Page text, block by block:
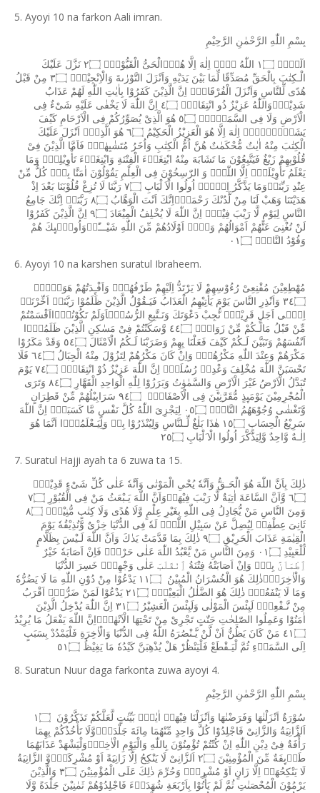
5. Ayoyi 10 na farkon Aali imran.
بِسْمِ اللّٰهِ الرَّحْمٰنِ الرَّحِيْمِ
الٓمّٓۙ ١۝ اللّٰهُ لَاۤ اِلٰهَ اِلَّا هُوَۙالْحَىُّ الْقَيُّوْمُۗ ٢۝ نَزَّلَ عَلَيْكَ
الْـكِتٰبَ بِالْحَقِّ مُصَدِّقًا لِّمَا بَيْنَ يَدَيْهِ وَاَنْزَلَ التَّوْرٰٮةَ وَالْاِنْجِيْلَۙ ٣۝ مِنْ قَبْلُ
هُدًى لِّلنَّاسِ وَاَنْزَلَ الْفُرْقَانَۗ اِنَّ الَّذِيْنَ كَفَرُوْا بِاٰيٰتِ اللّٰهِ لَهُمْ عَذَابٌ
شَدِيْدٌۗوَاللّٰهُ عَزِيْزٌ ذُو انْتِقَامٍۗ ٤۝ اِنَّ اللّٰهَ لَا يَخْفٰى عَلَيْهِ شَىْءٌ فِى
الْاَرْضِ وَلَا فِى السَّمَاۤءِۗ ٥۝ هُوَ الَّذِىْ يُصَوِّرُكُمْ فِى الْاَرْحَامِ كَيْفَ
يَشَاۤءُۗلَاۤ
اِلٰهَ اِلَّا هُوَ الْعَزِيْزُ الْحَكِيْمُ ٦۝ هُوَ الَّذِىْۤ اَنْزَلَ عَلَيْكَ
الْكِتٰبَ مِنْهُ اٰيٰتٌ مُّحْكَمٰتٌ هُنَّ اُمُّ الْكِتٰبِ وَاُخَرُ مُتَشٰبِهٰتٌۗ فَاَمَّا الَّذِيْنَ فِىْ
قُلُوْبِهِمْ زَيْغٌ فَيَتَّبِعُوْنَ مَا تَشَابَهَ مِنْهُ ابْتِغَاۤءَ الْفِتْنَةِ وَابْتِغَاۤءَ تَأْوِيْلِهٖۚ وَمَا
يَعْلَمُ تَأْوِيْلَهٗۤ اِلَّا اللّٰهُۘ وَ الرّٰسِخُوْنَ فِى الْعِلْمِ يَقُوْلُوْنَ اٰمَنَّا بِهٖۙ كُلٌّ مِّنْ
عِنْدِ رَبِّنَاۚوَمَا يَذَّكَّرُ اِلَّاۤ اُولُوا الْاَ لْبَابِ ٧۝ رَبَّنَا لَا تُزِغْ قُلُوْبَنَا بَعْدَ اِذْ
هَدَيْتَنَا وَهَبْ لَنَا مِنْ لَّدُنْكَ رَحْمَةًۚاِنَّكَ اَنْتَ الْوَهَّابُ ٨۝ رَبَّنَاۤ اِنَّكَ جَامِعُ
النَّاسِ لِيَوْمٍ لَّا رَيْبَ فِيْهِۗ اِنَّ اللّٰهَ لَا يُخْلِفُ الْمِيْعَادَ ٩۝ اِنَّ الَّذِيْنَ كَفَرُوْا
لَنْ تُغْنِىَ عَنْهُمْ اَمْوَالُهُمْ وَلَاۤ اَوْلَادُهُمْ مِّنَ اللّٰهِ شَيْـــًٔاۗوَاُولٰۤٮِٕكَ هُمْ
وَقُوْدُ النَّارِۙ ٠١۝
6. Ayoyi 10 na karshen suratul Ibraheem.
مُهْطِعِيْنَ مُقْنِعِىْ رُءُوْسِهِمْ لَا يَرْتَدُّ اِلَيْهِمْ طَرْفُهُمْۚ وَاَفْـِٕدَتُهُمْ هَوَاۤءٌۗ
٣٤۝ وَاَنْذِرِ النَّاسَ يَوْمَ يَأْتِيْهِمُ الْعَذَابُ فَيَـقُوْلُ الَّذِيْنَ ظَلَمُوْا رَبَّنَاۤ
اَخِّرْنَاۤ
اِلٰۤى
اَجَلٍ قَرِيْبٍۙ نُّجِبْ دَعْوَتَكَ وَنَـتَّبِعِ الرُّسُلَۗاَوَلَمْ تَكُوْنُوْۤااَقْسَمْتُمْ
مِّنْ قَبْلُ مَالَـكُمْ مِّنْ زَوَالٍۙ ٤٤۝ وَّسَكَنْتُمْ فِىْ مَسٰكِنِ الَّذِيْنَ ظَلَمُوْۤا
اَنْفُسَهُمْ وَتَبَيَّنَ لَـكُمْ كَيْفَ فَعَلْنَا بِهِمْ وَضَرَبْنَا لَـكُمُ الْاَمْثَالَ ٥٤۝ وَقَدْ مَكَرُوْا
مَكْرَهُمْ وَعِنْدَ اللّٰهِ مَكْرُهُمْۗ وَاِنْ كَانَ مَكْرُهُمْ لِتَزُوْلَ مِنْهُ الْجِبَالُ ٦٤۝ فَلَا
تَحْسَبَنَّ
اللّٰهَ مُخْلِفَ وَعْدِهٖ رُسُلَهٗۗ اِنَّ اللّٰهَ عَزِيْزٌ ذُوْ انْتِقَامٍۗ ٧٤۝ يَوْمَ
تُبَدَّلُ
الْاَرْضُ غَيْرَ الْاَرْضِ وَالسَّمٰوٰتُ وَبَرَزُوْا لِلّٰهِ الْوَاحِدِ الْقَهَّارِ ٨٤۝ وَتَرَى
الْمُجْرِمِيْنَ يَوْمَٮِٕذٍ مُّقَرَّنِيْنَ فِى الْاَصْفَادِۚ ٩٤۝ سَرَابِيْلُهُمْ مِّنْ قَطِرَانٍ
وَّتَغْشٰى وُجُوْهَهُمُ النَّارُۙ ٠٥۝ لِيَجْزِىَ اللّٰهُ كُلَّ نَفْسٍ مَّا كَسَبَتْۗ اِنَّ
اللّٰهَ
سَرِيْعُ
الْحِسَابِ ١٥۝ هٰذَا بَلٰغٌ لِّـلنَّاسِ وَلِيُنْذَرُوْا بِهٖ وَلِيَـعْلَمُوْۤا اَنَّمَا هُوَ
اِلٰـهٌ وَّاحِدٌ وَّلِيَذَّكَّرَ اُولُوا الْا َلْبَابِ ٢٥۝
7. Suratul Hajji ayah ta 6 zuwa ta 15.
ذٰلِكَ بِاَنَّ اللّٰهَ هُوَ الْحَـقُّ وَاَنَّهٗ يُحْىِ الْمَوْتٰى وَاَنَّهٗ عَلٰى كُلِّ شَىْءٍ قَدِيْرٌۙ
٦۝ وَّاَنَّ السَّاعَةَ اٰتِيَةٌ لَّا رَيْبَ فِيْهَاۙوَاَنَّ اللّٰهَ يَـبْعَثُ مَنْ فِى الْقُبُوْرِ ٧۝
وَمِنَ
النَّاسِ مَنْ يُّجَادِلُ فِى اللّٰهِ بِغَيْرِ عِلْمٍ وَّلَا هُدًى وَلَا كِتٰبٍ مُّنِيْرٍۙ ٨۝
ثَانِىَ عِطْفِهٖ لِيُضِلَّ عَنْ سَبِيْلِ اللّٰهِۗ لَهٗ فِى الدُّنْيَا خِزْىٌ وَّنُذِيْقُهٗ يَوْمَ
الْقِيٰمَةِ عَذَابَ الْحَرِيْقِ ٩۝ ذٰلِكَ بِمَا قَدَّمَتْ يَدٰكَ وَاَنَّ اللّٰهَ لَـيْسَ بِظَلَّامٍ
لِّلْعَبِيْدِ ٠١۝ وَمِنَ النَّاسِ مَنْ يَّعْبُدُ اللّٰهَ عَلٰى حَرْفٍۚ فَاِنْ اَصَابَهٗ خَيْرٌ
ٱِطْمَاَنَّ بِهٖۚ وَاِنْ اَصَابَتْهُ فِتْنَةُ ٱِنْقَلَبَ عَلٰى وَجْهِهٖۚ خَسِرَ
الدُّنْيَا
وَالْاٰخِرَةَۗذٰلِكَ هُوَ الْخُسْرَانُ الْمُبِيْنُ ١١۝ يَدْعُوْا مِنْ دُوْنِ اللّٰهِ مَا لَا يَضُرُّهٗ
وَمَا لَا يَنْفَعُهٗۗ ذٰلِكَ هُوَ الضَّلٰلُ الْبَعِيْدُۚ ٢١۝ يَدْعُوْا لَمَنْ ضَرُّهٗۤ
اَقْرَبُ
مِنْ نَّـفْعِهٖۗ لَبِئْسَ الْمَوْلٰى وَلَبِئْسَ الْعَشِيْرُ ٣١۝ اِنَّ اللّٰهَ يُدْخِلُ
الَّذِيْنَ
اٰمَنُوْا
وَعَمِلُوا الصّٰلِحٰتِ جَنّٰتٍ تَجْرِىْ مِنْ تَحْتِهَا الْاَنْهٰرُۗاِنَّ اللّٰهَ يَفْعَلُ مَا يُرِيْدُ
٤١۝ مَنْ كَانَ يَظُنُّ اَنْ لَّنْ يَّـنْصُرَهُ اللّٰهُ فِى الدُّنْيَا وَالْاٰخِرَةِ فَلْيَمْدُدْ بِسَبَبٍ
اِلَى
السَّمَاۤءِ ثُمَّ لْيَـقْطَعْ فَلْيَنْظُرْ هَلْ يُذْهِبَنَّ كَيْدُهٗ مَا يَغِيْظُ ٥١۝
8. Suratun Nuur daga farkonta zuwa ayoyi 4.
بِسْمِ اللّٰهِ الرَّحْمٰنِ الرَّحِيْمِ
سُوْرَةٌ اَنْزَلْنٰهَا وَفَرَضْنٰهَا وَاَنْزَلْنَا فِيْهَاۤ اٰيٰتٍۢ بَيِّنٰتٍ لَّعَلَّكُمْ تَذَكَّرُوْنَ ١۝
اَلزَّانِيَةُ وَالزَّانِىْ فَاجْلِدُوْا كُلَّ وَاحِدٍ مِّنْهُمَا مِائَةَ جَلْدَةٍۖوَّلَا تَأْخُذْكُمْ بِهِمَا
رَأْفَةٌ فِىْ دِيْنِ اللّٰهِ اِنْ كُنْتُمْ تُؤْمِنُوْنَ بِاللّٰهِ وَالْيَوْمِ الْاٰخِرِۚوَلْيَشْهَدْ عَذَابَهُمَا
طَاۤٮِٕفَةٌ مِّنَ الْمُؤْمِنِيْنَ ٢۝ اَلزَّانِىْ لَا يَنْكِحُ اِلَّا زَانِيَةً اَوْ مُشْرِكَةًۖوَّ
الزَّانِيَةُ
لَا يَنْكِحُهَاۤ اِلَّا زَانٍ اَوْ مُشْرِكٌۚ وَحُرِّمَ ذٰلِكَ عَلَى الْمُؤْمِنِيْنَ ٣۝ وَالَّذِيْنَ
يَرْمُوْنَ
الْمُحْصَنٰتِ ثُمَّ لَمْ يَأْتُوْا بِاَرْبَعَةِ شُهَدَاۤءَ فَاجْلِدُوْهُمْ ثَمٰنِيْنَ جَلْدَةً وَّلَا